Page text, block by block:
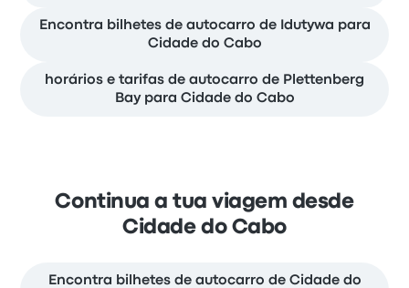
Encontra bilhetes de autocarro de Idutywa para
Cidade do Cabo
horários e tarifas de autocarro de Plettenberg
Bay para Cidade do Cabo
Continua a tua viagem desde
Cidade do Cabo
Encontra bilhetes de autocarro de Cidade do